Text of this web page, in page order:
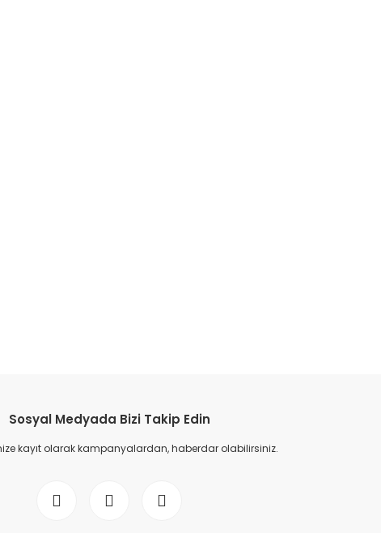
Sosyal Medyada Bizi Takip Edin
kayıt olarak kampanyalardan, haberdar olabilirsiniz.